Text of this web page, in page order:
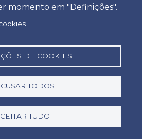
momento em "Definições".
DE COOKIES
TODOS
TUDO
grupo 0 - 1/ Cadeira de Bebé